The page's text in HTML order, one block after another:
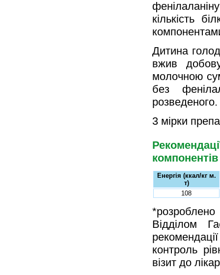
кількість
Дитина
вжив
молочною
без
розведеного.
3 мірки
Енергія (ккал/кг м.
т)
108
Відділом
контроль
візит до